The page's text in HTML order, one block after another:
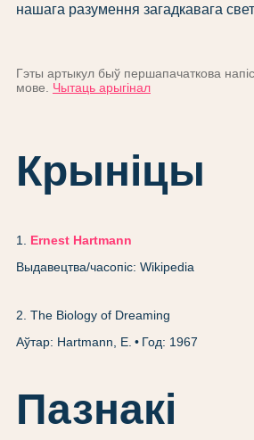
нашага разумення загадкавага
Гэты артыкул быў першапачаткова
мове.
Чытаць арыгінал
Крыніцы
1
Ernest Hartmann
Выдавецтва/часопіс: Wikipedia
2 The Biology of Dreaming
Аўтар: Hartmann, E.
Год: 1967
Пазнакі